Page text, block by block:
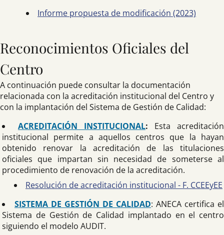
Informe propuesta de modificación (2023)
Reconocimientos Oficiales del
Centro
A continuación puede consultar la documentación
relacionada con la acreditación institucional del Centro y
con la implantación del Sistema de Gestión de Calidad:
ACREDITACIÓN INSTITUCIONAL: Esta acreditación
institucional permite a aquellos centros que la hayan
obtenido renovar la acreditación de las titulaciones
oficiales que impartan sin necesidad de someterse al
procedimiento de renovación de la acreditación.
Resolución de acreditación institucional - F. CCEEyEE
SISTEMA DE GESTIÓN DE CALIDAD: ANECA certifica el
Sistema de Gestión de Calidad implantado en el centro
siguiendo el modelo AUDIT.